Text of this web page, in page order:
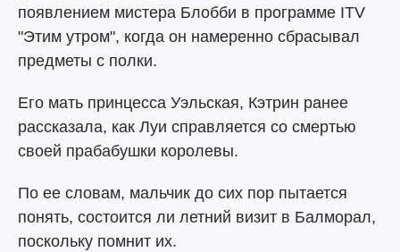
появлением мистера Блобби в программе ITV
"Этим утром", когда он намеренно сбрасывал
предметы с полки.
Его мать принцесса Уэльская, Кэтрин ранее
рассказала, как Луи справляется со смертью
своей прабабушки королевы.
По ее словам, мальчик до сих пор пытается
понять, состоится ли летний визит в Балморал,
поскольку помнит их.